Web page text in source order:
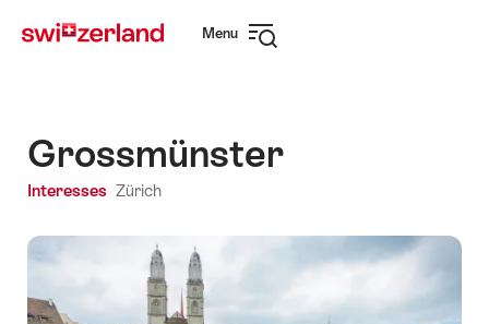
Menu
Grossmünster
Interesses Zürich